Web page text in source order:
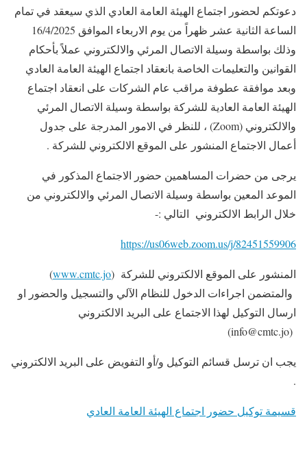
دعوتكم لحضور اجتماع الهيئة العامة العادي الذي سيعقد في تمام
الساعة الثانية عشر ظهراً من يوم الاربعاء الموافق 16/4/2025
وذلك بواسطة وسيلة الاتصال المرئي والالكتروني عملاً بأحكام
القوانين والتعليمات الخاصة بانعقاد اجتماع الهيئة العامة العادي
وبعد موافقة عطوفة مراقب عام الشركات على انعقاد اجتماع
الهيئة العامة العادية للشركة بواسطة وسيلة الاتصال المرئي
والالكتروني (Zoom) ، للنظر في الامور المدرجة على جدول
أعمال الاجتماع المنشور على الموقع الالكتروني للشركة .
يرجى من حضرات المساهمين حضور الاجتماع المذكور في
الموعد المعين بواسطة وسيلة الاتصال المرئي والالكتروني من
خلال الرابط الالكتروني التالي :-
https://us06web.zoom.us/j/82451559906
المنشور على الموقع الالكتروني للشركة (www.cmtc.jo
)
والمتضمن اجراءات الدخول للنظام الآلي والتسجيل والحضور او
ارسال التوكيل لهذا الاجتماع على البريد الالكتروني
(info@cmtc.jo)
يجب ان ترسل قسائم التوكيل و/أو التفويض على البريد الالكتروني
.
قسيمة توكيل حضور اجتماع الهيئة العامة العادي